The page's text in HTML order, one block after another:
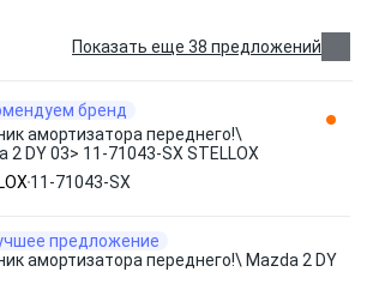
Показать еще 38 предложений
бренд
амортизатора переднего!\
2 DY 03> 11-71043-SX STELLOX
11-71043-SX
предложение
амортизатора переднего!\ Mazda 2 DY